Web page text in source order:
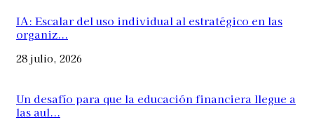
IA: Escalar del uso individual al estratégico en las
organiz...
28 julio, 2026
Un desafío para que la educación financiera llegue a
las aul...